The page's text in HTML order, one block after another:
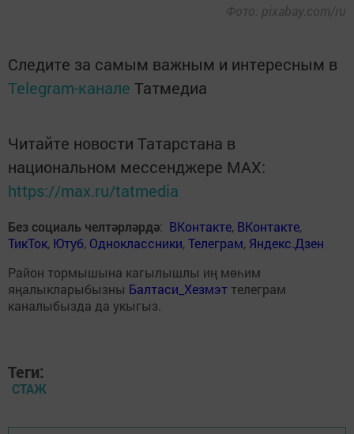
Фото: pixabay.com/ru
Следите за самым важным и интересным в
Telegram-канале Татмедиа
Читайте новости Татарстана в
национальном мессенджере MАХ:
https://max.ru/tatmedia
Без социаль челтәрләрдә: ВКонтакте, ВКонтакте,
ТикТок, Ютуб, Одноклассники,Телеграм, Яндекс.Дзен
Район тормышына кагылышлы иң мөһим
яңалыкларыбызны Балтаси_Хезмэт телеграм
каналыбызда да укыгыз.
Теги:
СТАЖ